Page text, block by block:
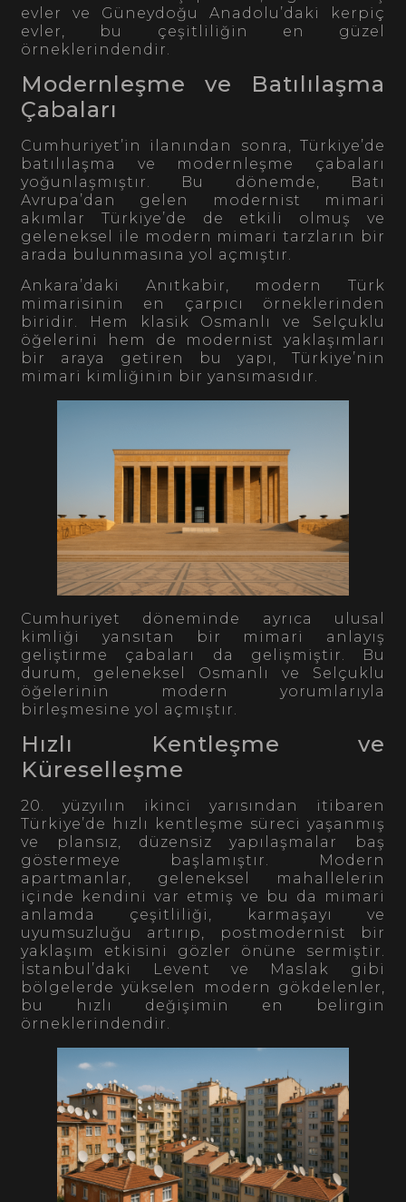
evler ve Güneydoğu Anadolu’daki kerpiç
evler, bu çeşitliliğin en güzel
örneklerindendir.
Modernleşme ve Batılılaşma
Çabaları
Cumhuriyet’in ilanından sonra, Türkiye’de
batılılaşma ve modernleşme çabaları
yoğunlaşmıştır. Bu dönemde, Batı
Avrupa’dan gelen modernist mimari
akımlar Türkiye’de de etkili olmuş ve
geleneksel ile modern mimari tarzların bir
arada bulunmasına yol açmıştır.
Ankara’daki Anıtkabir, modern Türk
mimarisinin en çarpıcı örneklerinden
biridir. Hem klasik Osmanlı ve Selçuklu
öğelerini hem de modernist yaklaşımları
bir araya getiren bu yapı, Türkiye’nin
mimari kimliğinin bir yansımasıdır.
Cumhuriyet döneminde ayrıca ulusal
kimliği yansıtan bir mimari anlayış
geliştirme çabaları da gelişmiştir. Bu
durum, geleneksel Osmanlı ve Selçuklu
öğelerinin modern yorumlarıyla
birleşmesine yol açmıştır.
Hızlı Kentleşme ve
Küreselleşme
20. yüzyılın ikinci yarısından itibaren
Türkiye’de hızlı kentleşme süreci yaşanmış
ve plansız, düzensiz yapılaşmalar baş
göstermeye başlamıştır. Modern
apartmanlar, geleneksel mahallelerin
içinde kendini var etmiş ve bu da mimari
anlamda çeşitliliği, karmaşayı ve
uyumsuzluğu artırıp, postmodernist bir
yaklaşım etkisini gözler önüne sermiştir.
İstanbul’daki Levent ve Maslak gibi
bölgelerde yükselen modern gökdelenler,
bu hızlı değişimin en belirgin
örneklerindendir.